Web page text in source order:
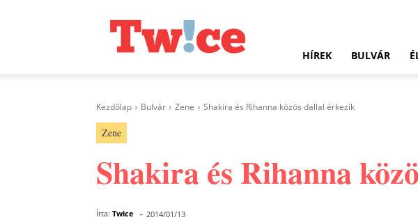
HÍREK BULVÁR
Kezdőlap Bulvár Zene Shakira és Rihanna közös dallal érkezik
Zene
Shakira és Rihanna
Írta: Twice - 2014/01/13